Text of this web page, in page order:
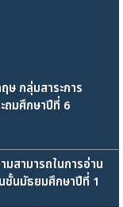
ษ กลุ่มสาระการ
ถมศึกษาปีที่ 6
สามารถในการอ่าน
ชั้นมัธยมศึกษาปีที่ 1